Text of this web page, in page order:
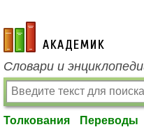
academic.ru
Словари и
Толкования Переводы